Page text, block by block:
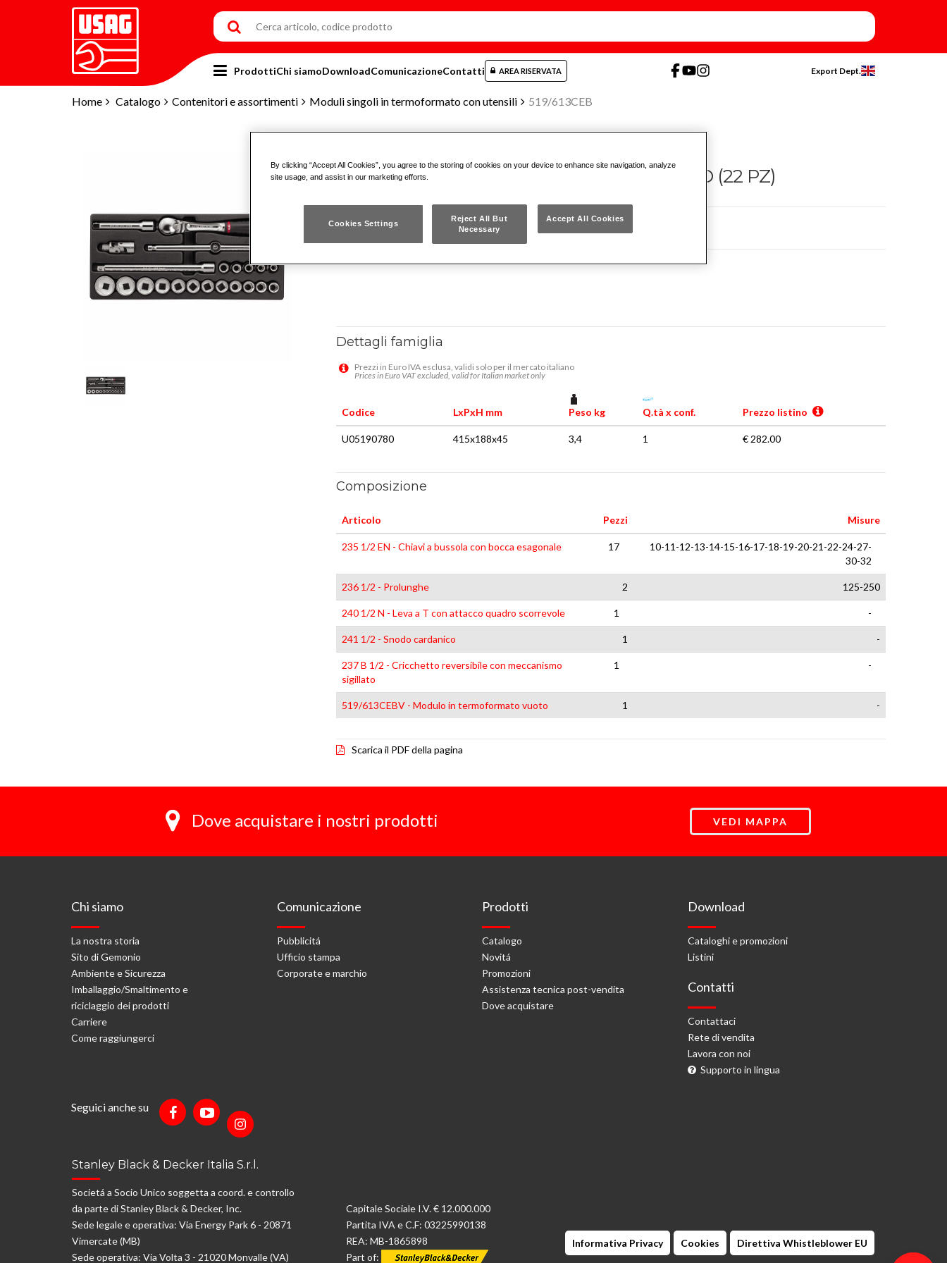
Home Catalogo Contenitori e assortimenti Moduli singoli in termoformato con utensili 519/613CEB
ProdottiChi siamoDownloadComunicazioneContatti AREA RISERVATA Export Dept.
MODULO IN TERMOFORMATO ASSORTITO (22 PZ)
519/613CEB
Dettagli famiglia
Prezzi in Euro IVA esclusa, validi solo per il mercato italiano
Prices in Euro VAT excluded, valid for Italian market only
Codice LxPxH mm Peso kg Q.tà x conf. Prezzo listino
U05190780 415x188x45 3,4 1 € 282.00
Composizione
Articolo Pezzi Misure
235 1/2 EN - Chiavi a bussola con bocca esagonale 17
10-11-12-13-14-15-16-17-18-19-20-21-22-24-27-
30-32
236 1/2 - Prolunghe 2 125-250
240 1/2 N - Leva a T con attacco quadro scorrevole 1 -
241 1/2 - Snodo cardanico 1 -
237 B 1/2 - Cricchetto reversibile con meccanismo
sigillato
1 -
519/613CEBV - Modulo in termoformato vuoto 1 -
Scarica il PDF della pagina
Dove acquistare i nostri prodotti VEDI MAPPA
Chi siamo
La nostra storia
Sito di Gemonio
Ambiente e Sicurezza
Imballaggio/Smaltimento e
riciclaggio dei prodotti
Carriere
Come raggiungerci
Comunicazione
Pubblicitá
Ufficio stampa
Corporate e marchio
Prodotti
Catalogo
Novitá
Promozioni
Assistenza tecnica post-vendita
Dove acquistare
Download
Cataloghi e promozioni
Listini
Contatti
Contattaci
Rete di vendita
Lavora con noi
Supporto in lingua
Seguici anche su
Stanley Black & Decker Italia S.r.l.
Societá a Socio Unico soggetta a coord. e controllo
da parte di Stanley Black & Decker, Inc.
Sede legale e operativa: Via Energy Park 6 - 20871
Vimercate (MB)
Sede operativa: Via Volta 3 - 21020 Monvalle (VA)
Capitale Sociale I.V. € 12.000.000
Partita IVA e C.F: 03225990138
REA: MB-1865898
Part of:
Informativa Privacy Cookies Direttiva Whistleblower EU
By clicking “Accept All Cookies”, you agree to the storing of cookies on your device to enhance site navigation, analyze
site usage, and assist in our marketing efforts.
Cookies Settings
Reject All But
Necessary
Accept All Cookies